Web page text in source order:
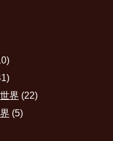
界 (22)
(5)